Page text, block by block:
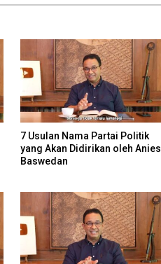
7 Usulan Nama Partai Politik
yang Akan Didirikan oleh Anies
Baswedan